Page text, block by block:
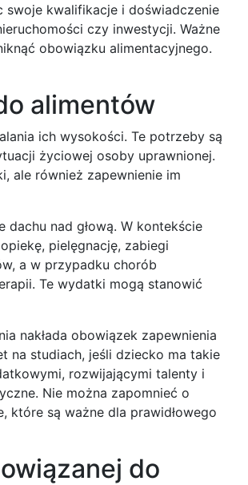
swoje kwalifikacje i doświadczenie
czy inwestycji. Ważne
obowiązku alimentacyjnego.
alimentów
ich wysokości. Te potrzeby są
życiowej osoby uprawnionej.
ale również zapewnienie im
nad głową. W kontekście
pielęgnację, zabiegi
a w przypadku chorób
Te wydatki mogą stanowić
nakłada obowiązek zapewnienia
na studiach, jeśli dziecko ma takie
rozwijającymi talenty i
Nie można zapomnieć o
które są ważne dla prawidłowego
do